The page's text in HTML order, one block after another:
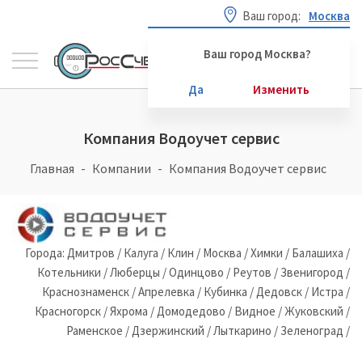
Ваш город: Москва
Ваш город Москва?
Да Изменить
Компания Водоучет сервис
Главная Компании Компания Водоучет сервис
Города: Дмитров / Калуга / Клин / Москва / Химки / Балашиха /
Котельники / Люберцы / Одинцово / Реутов / Звенигород /
Краснознаменск / Апрелевка / Кубинка / Дедовск / Истра /
Красногорск / Яхрома / Домодедово / Видное / Жуковский /
Раменское / Дзержинский / Лыткарино / Зеленоград /